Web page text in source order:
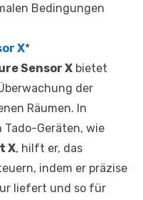
Bedingungen
X*
Sensor X bietet
der
Räumen. In
Tado-Geräten, wie
X, hilft er, das
indem er präzise
liefert und so für